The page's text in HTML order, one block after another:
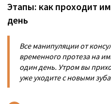
Этапы: как проходит
день
Все манипуляции от
временного протеза на
один день. Утром вы
уже уходите с новыми